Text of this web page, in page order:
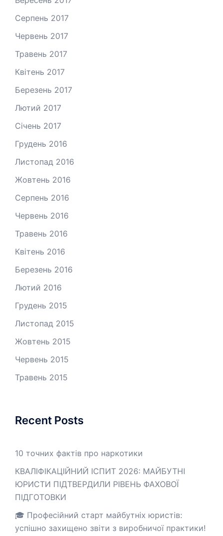
Серпень 2017
Червень 2017
Травень 2017
Квітень 2017
Березень 2017
Лютий 2017
Січень 2017
Грудень 2016
Листопад 2016
Жовтень 2016
Серпень 2016
Червень 2016
Травень 2016
Квітень 2016
Березень 2016
Лютий 2016
Грудень 2015
Листопад 2015
Жовтень 2015
Червень 2015
Травень 2015
Recent Posts
10 точних фактів про наркотики
КВАЛІФІКАЦІЙНИЙ ІСПИТ 2026: МАЙБУТНІ
ЮРИСТИ ПІДТВЕРДИЛИ РІВЕНЬ ФАХОВОЇ
ПІДГОТОВКИ
🎓 Професійний старт майбутніх юристів:
успішно захищено звіти з виробничої практики!